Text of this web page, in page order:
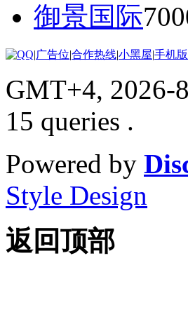
御景国际
|广告位|合作热线|小黑屋|手机版
GMT+4, 2026-
15 queries .
Powered by
Style Design
返回顶部